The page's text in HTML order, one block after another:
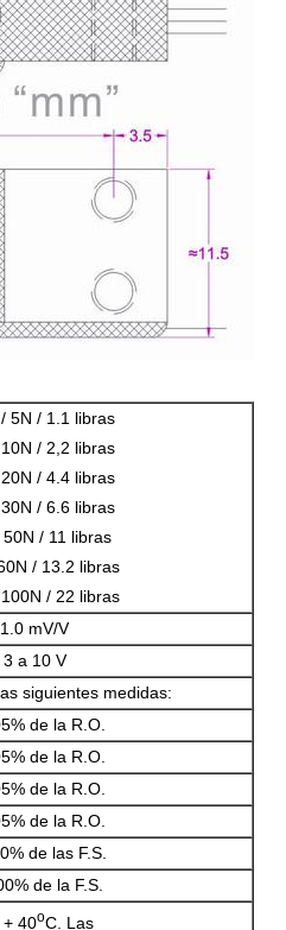
5N / 1.1 libras
/ 2,2 libras
/ 4.4 libras
/ 6.6 libras
/ 11 libras
/ 13.2 libras
/ 22 libras
1.0 mV/V
3 a 10 V
siguientes medidas:
de la R.O.
de la R.O.
de la R.O.
de la R.O.
de las F.S.
de la F.S.
+ 40oC. Las